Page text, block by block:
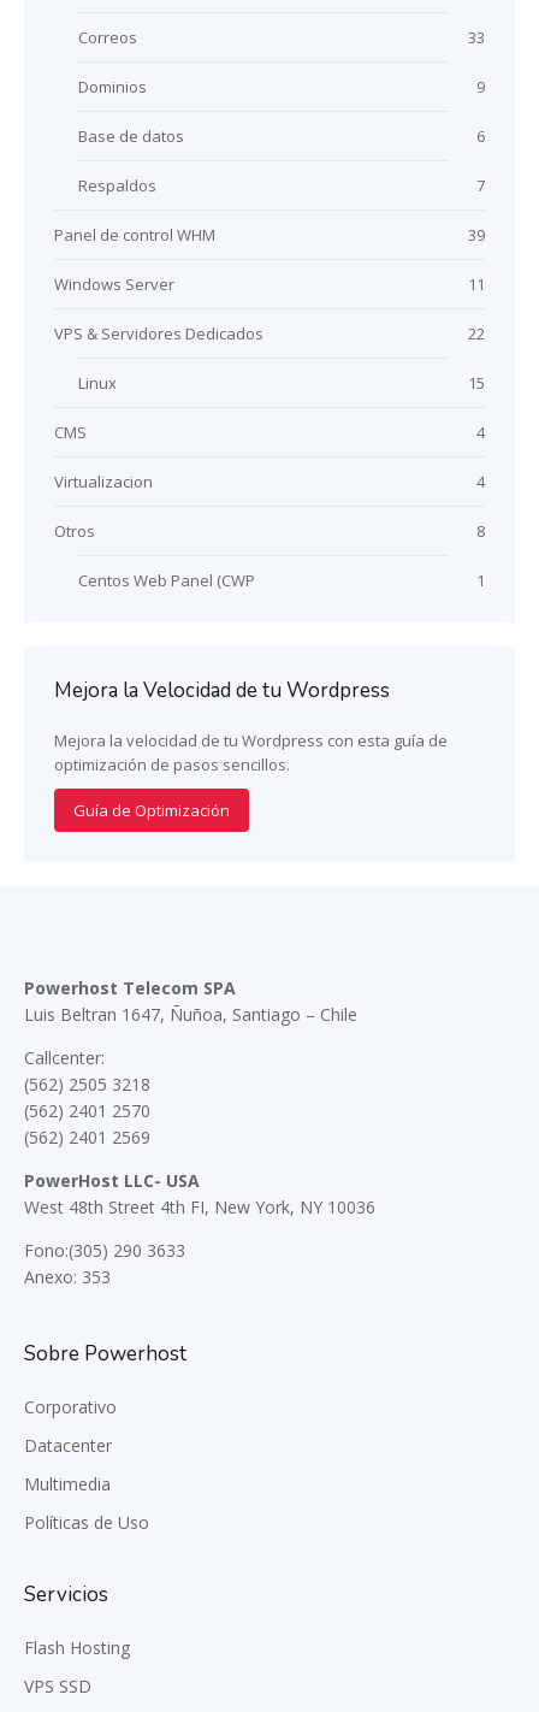
Correos 33
Dominios 9
Base de datos 6
Respaldos 7
Panel de control WHM 39
Windows Server 11
VPS & Servidores Dedicados 22
Linux 15
CMS 4
Virtualizacion 4
Otros 8
Centos Web Panel (CWP 1
Mejora la Velocidad de tu Wordpress
Mejora la velocidad de tu Wordpress con esta guía de
optimización de pasos sencillos.
Guía de Optimización
Powerhost Telecom SPA
Luis Beltran 1647, Ñuñoa, Santiago – Chile
Callcenter:
(562) 2505 3218
(562) 2401 2570
(562) 2401 2569
PowerHost LLC- USA
West 48th Street 4th FI, New York, NY 10036
Fono:(305) 290 3633
Anexo: 353
Sobre Powerhost
Corporativo
Datacenter
Multimedia
Políticas de Uso
Servicios
Flash Hosting
VPS SSD